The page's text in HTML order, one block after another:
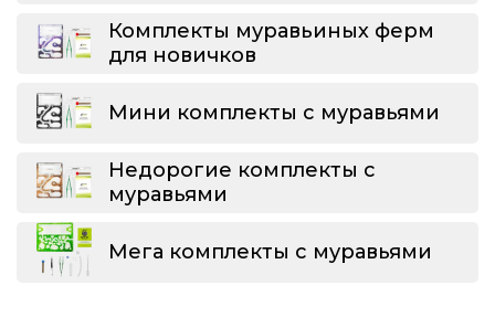
Комплекты муравьиных ферм
для новичков
Мини комплекты с муравьями
Недорогие комплекты с
муравьями
Мега комплекты с муравьями